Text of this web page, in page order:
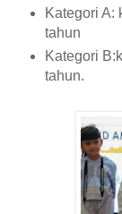
Kategori A:
tahun
Kategori
tahun.